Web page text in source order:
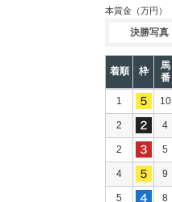
本賞金 （万円）
決勝写真
着順 枠
馬
番
1 10
2 4
2 5
4 9
5 8